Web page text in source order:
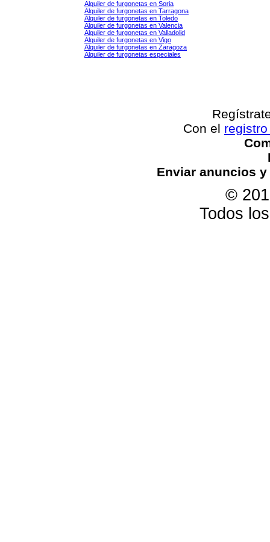
Alquiler de furgonetas en Soria
Alquiler de furgonetas en Tarragona
Alquiler de furgonetas en Toledo
Alquiler de furgonetas en Valencia
Alquiler de furgonetas en Valladolid
Alquiler de furgonetas en Vigo
Alquiler de furgonetas en Zaragoza
Alquiler de furgonetas especiales
Con el
Enviar anuncios
©
Todos